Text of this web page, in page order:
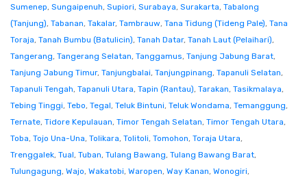
Sumenep, Sungaipenuh, Supiori, Surabaya, Surakarta, Tabalong
(Tanjung), Tabanan, Takalar, Tambrauw, Tana Tidung (Tideng Pale), Tana
Toraja, Tanah Bumbu (Batulicin), Tanah Datar, Tanah Laut (Pelaihari),
Tangerang, Tangerang Selatan, Tanggamus, Tanjung Jabung Barat,
Tanjung Jabung Timur, Tanjungbalai, Tanjungpinang, Tapanuli Selatan,
Tapanuli Tengah, Tapanuli Utara, Tapin (Rantau), Tarakan, Tasikmalaya,
Tebing Tinggi, Tebo, Tegal, Teluk Bintuni, Teluk Wondama, Temanggung,
Ternate, Tidore Kepulauan, Timor Tengah Selatan, Timor Tengah Utara,
Toba, Tojo Una-Una, Tolikara, Tolitoli, Tomohon, Toraja Utara,
Trenggalek, Tual, Tuban, Tulang Bawang, Tulang Bawang Barat,
Tulungagung, Wajo, Wakatobi, Waropen, Way Kanan, Wonogiri,